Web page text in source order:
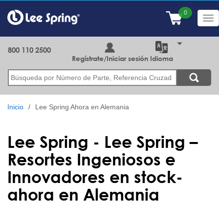
contenido
principal
Buscar
800 110 2500
Regístrate/Iniciar sesiónIdioma
Inicio Lee Spring Ahora en Alemania
Lee Spring - Lee Spring –
Resortes Ingeniosos e
Innovadores en stock-
ahora en Alemania